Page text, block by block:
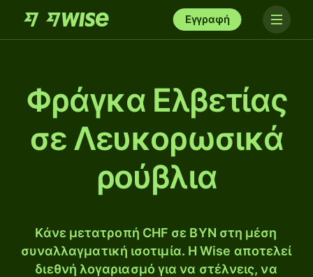
Εγγραφή
Φράγκα Ελβετίας
σε Λευκορωσικά
ρούβλια
Κάνε μετατροπή CHF σε BYN στη μέση
συναλλαγματική ισοτιμία. Η Wise αποτελεί
διεθνή λογαριασμό για να στέλνεις, να